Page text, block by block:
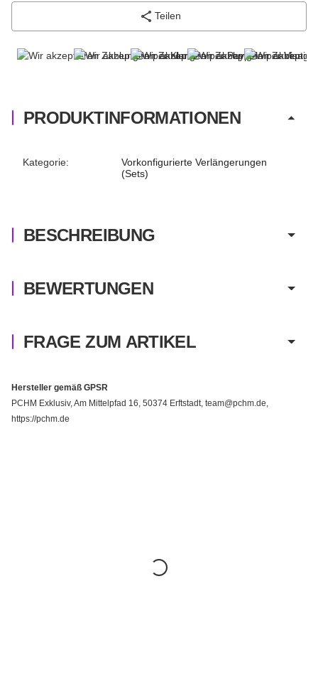
Teilen
PRODUKTINFORMATIONEN
Produkteigenschaft
Wert
Kategorie:
Vorkonfigurierte Verlängerungen
(Sets)
BESCHREIBUNG
BEWERTUNGEN
FRAGE ZUM ARTIKEL
Hersteller gemäß GPSR
PCHM Exklusiv, Am Mittelpfad 16, 50374 Erftstadt, team@pchm.de,
https://pchm.de